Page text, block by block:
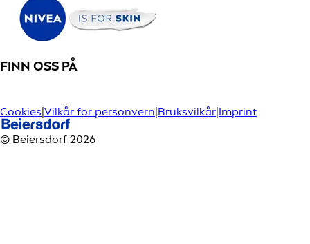
FINN OSS PÅ
Cookies|Vilkår for personvern|Bruksvilkår|Imprint
© Beiersdorf 2026